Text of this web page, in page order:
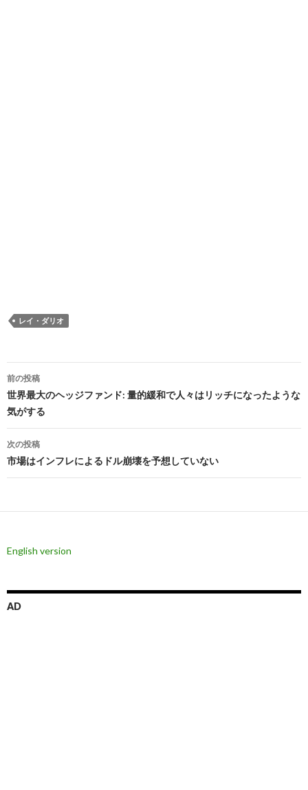
レイ・ダリオ
投
稿
ナ
ビ
ゲ
シ
前の投稿
世界最大のヘッジファンド: 量的緩和で人々はリッチになったような
気がする
次の投稿
市場はインフレによるドル崩壊を予想していない
English version
AD